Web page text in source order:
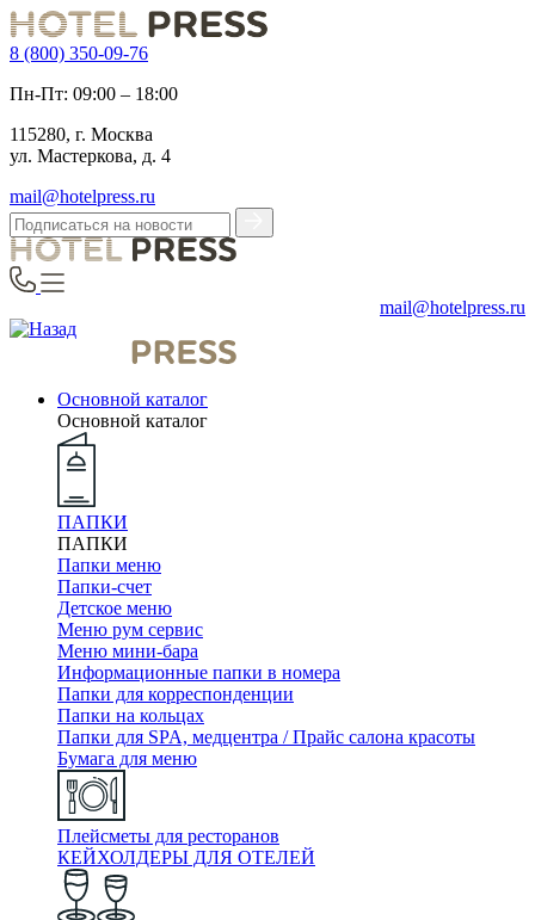
8 (800) 350-09-76
Пн-Пт: 09:00 – 18:00
115280, г. Москва
ул. Мастеркова, д. 4
mail@hotelpress.ru
mail@hotelpress.ru
Основной каталог
Основной каталог
ПАПКИ
ПАПКИ
Папки меню
Папки-счет
Детское меню
Меню рум сервис
Меню мини-бара
Информационные папки в номера
Папки для корреспонденции
Папки на кольцах
Папки для SPA, медцентра / Прайс салона красоты
Бумага для меню
Плейсметы для ресторанов
КЕЙХОЛДЕРЫ ДЛЯ ОТЕЛЕЙ